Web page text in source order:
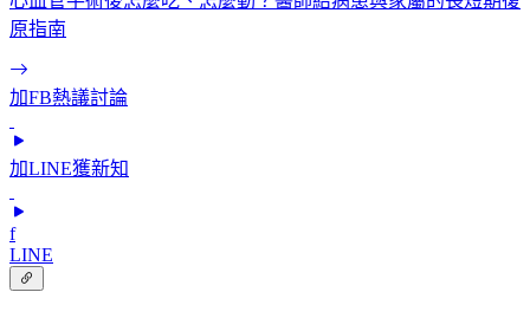
原指南
加FB熱議討論
加LINE獲新知
f
LINE